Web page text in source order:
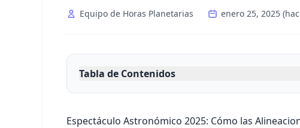
Equipo de Horas Planetarias enero 25, 2025 (
Tabla de Contenidos
Espectáculo Astronómico 2025: Cómo las